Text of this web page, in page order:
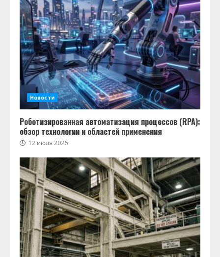
Новости
Роботизированная автоматизация процессов (RPA):
обзор технологии и областей применения
12 июля 2026